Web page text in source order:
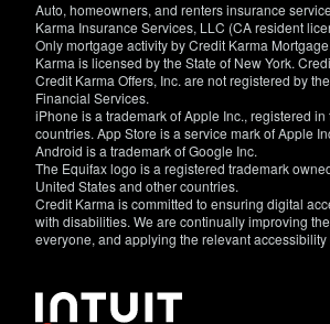
Auto, homeowners, and renters insurance
Karma Insurance Services, LLC (CA resident
Only mortgage activity by Credit Karma
Karma is licensed by the State of New York.
Credit Karma Offers, Inc. are not registered by
Financial Services.
iPhone is a trademark of Apple Inc., registered
countries. App Store is a service mark of Apple
Android is a trademark of Google Inc.
The Equifax logo is a registered trademark
United States and other countries.
Credit Karma is committed to ensuring digital
with disabilities. We are continually improving
everyone, and applying the relevant
have
specific